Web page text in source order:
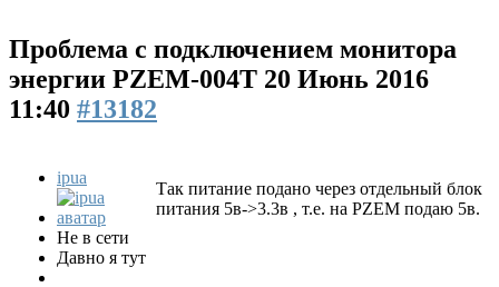
Проблема с подключением монитора
энергии PZEM-004T 20 Июнь 2016
11:40 #13182
ipua
Не в сети
Давно я тут
Так питание подано через отдельный блок
питания 5в->3.3в , т.е. на PZEM подаю 5в.